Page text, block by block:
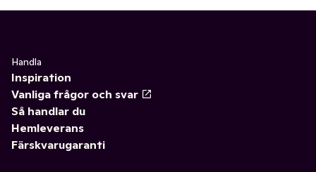
Handla
Inspiration
Vanliga frågor och svar
Så handlar du
Hemleverans
Färskvarugaranti